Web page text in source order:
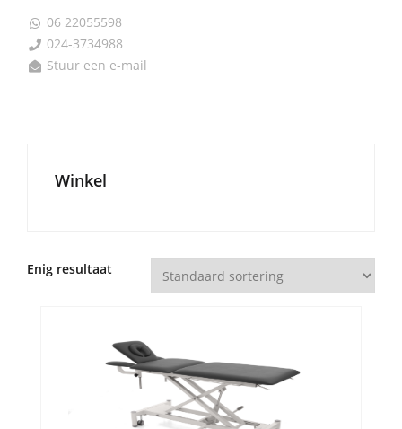
 06 22055598
 024-3734988
 Stuur een e-mail
Winkel
Enig resultaat